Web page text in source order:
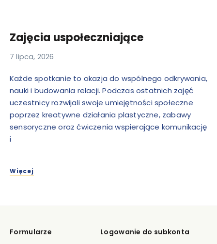
Zajęcia uspołeczniające
7 lipca, 2026
Każde spotkanie to okazja do wspólnego odkrywania,
nauki i budowania relacji. Podczas ostatnich zajęć
uczestnicy rozwijali swoje umiejętności społeczne
poprzez kreatywne działania plastyczne, zabawy
sensoryczne oraz ćwiczenia wspierające komunikację
i
Więcej
Formularze Logowanie do subkonta